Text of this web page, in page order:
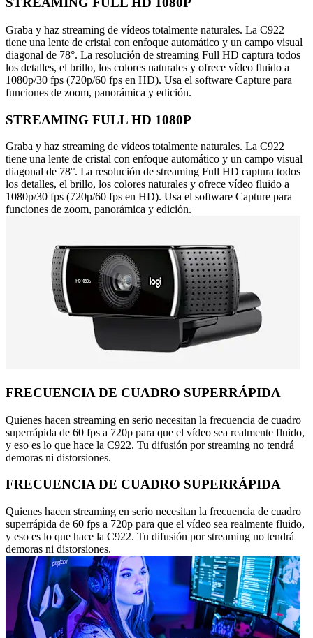
Graba y haz streaming de vídeos totalmente naturales. La C922
tiene una lente de cristal con enfoque automático y un campo visual
diagonal de 78°. La resolución de streaming Full HD captura todos
los detalles, el brillo, los colores naturales y ofrece vídeo fluido a
1080p/30 fps (720p/60 fps en HD). Usa el software Capture para
funciones de zoom, panorámica y edición.
STREAMING FULL HD 1080P
Graba y haz streaming de vídeos totalmente naturales. La C922
tiene una lente de cristal con enfoque automático y un campo visual
diagonal de 78°. La resolución de streaming Full HD captura todos
los detalles, el brillo, los colores naturales y ofrece vídeo fluido a
1080p/30 fps (720p/60 fps en HD). Usa el software Capture para
funciones de zoom, panorámica y edición.
FRECUENCIA DE CUADRO SUPERRÁPIDA
Quienes hacen streaming en serio necesitan la frecuencia de cuadro
superrápida de 60 fps a 720p para que el vídeo sea realmente fluido,
y eso es lo que hace la C922. Tu difusión por streaming no tendrá
demoras ni distorsiones.
FRECUENCIA DE CUADRO SUPERRÁPIDA
Quienes hacen streaming en serio necesitan la frecuencia de cuadro
superrápida de 60 fps a 720p para que el vídeo sea realmente fluido,
y eso es lo que hace la C922. Tu difusión por streaming no tendrá
demoras ni distorsiones.